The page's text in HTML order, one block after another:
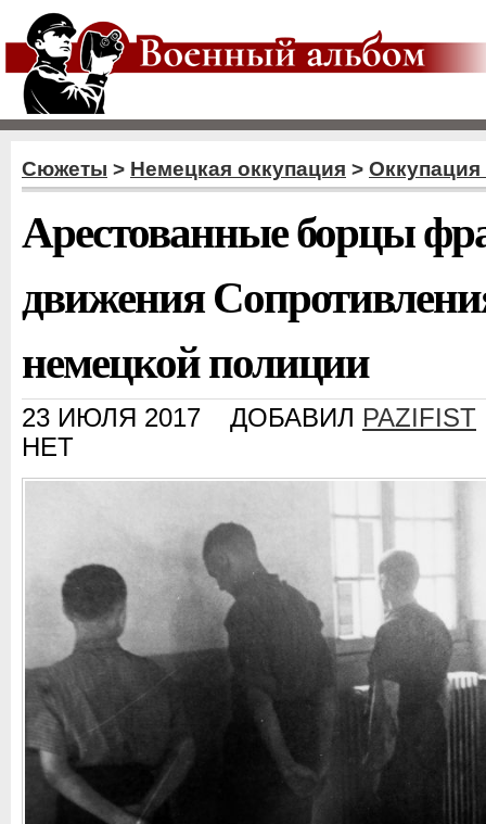
Сюжеты > Немецкая оккупация >
Арестованные борцы
движения
немецкой полиции
23 ИЮЛЯ 2017 ДОБАВИЛ PAZIFIST
НЕТ